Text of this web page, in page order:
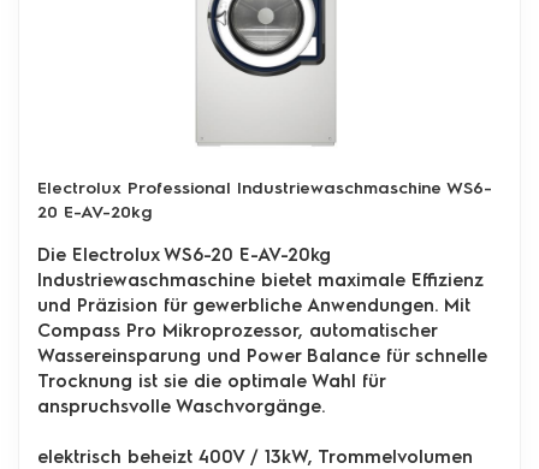
Electrolux Professional Industriewaschmaschine WS6-
20 E-AV-20kg
Die Electrolux WS6-20 E-AV-20kg
Industriewaschmaschine bietet maximale Effizienz
und Präzision für gewerbliche Anwendungen. Mit
Compass Pro Mikroprozessor, automatischer
Wassereinsparung und Power Balance für schnelle
Trocknung ist sie die optimale Wahl für
anspruchsvolle Waschvorgänge.
elektrisch beheizt 400V / 13kW, Trommelvolumen